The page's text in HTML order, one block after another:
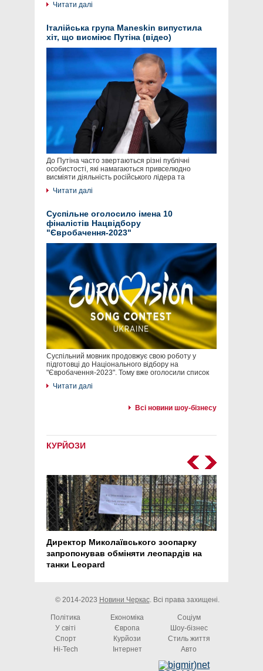
Читати далі
Італійська група Maneskin випустила
хіт, що висміює Путіна (відео)
До Путіна часто звертаються різні публічні
особистості, які намагаються привселюдно
висміяти діяльність російського лідера та
Читати далі
Суспільне оголосило імена 10
фіналістів Нацвідбору
"Євробачення-2023"
Суспільний мовник продовжує свою роботу у
підготовці до Національного відбору на
"Євробачення-2023". Тому вже оголосили список
Читати далі
Всі новини шоу-бізнесу
КУРЙОЗИ
Директор Миколаївського зоопарку
запропонував обміняти леопардів на
танки Leopard
© 2014-2023 Новини Черкас. Всі права захищені.
Політика Економіка
Соціум
У світі
Європа
Шоу-бізнес
Спорт
Курйози
Стиль життя
Hi-Tech
Інтернет Авто